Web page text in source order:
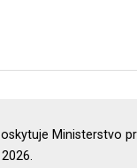
Ministerstvo